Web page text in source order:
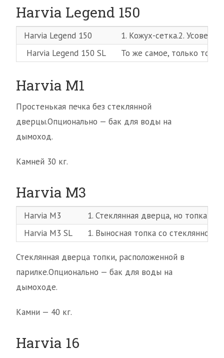
Harvia Legend 150
Harvia Legend 150
1. Кожух-сетка.2.
Harvia Legend 150 SL
То же самое, только
Harvia M1
Простенькая печка без стеклянной
дверцы.Опционально — бак для воды на
дымоход.
Камней 30 кг.
Harvia M3
Harvia M3
1. Стеклянная дверца, но топка в
Harvia M3 SL
1. Выносная топка со стеклянной
Стеклянная дверца топки, расположенной в
парилке.Опционально — бак для воды на
дымоходе.
Камни — 40 кг.
Harvia 16